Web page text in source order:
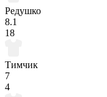
Редушко
8.1
18
Тимчик
7
4